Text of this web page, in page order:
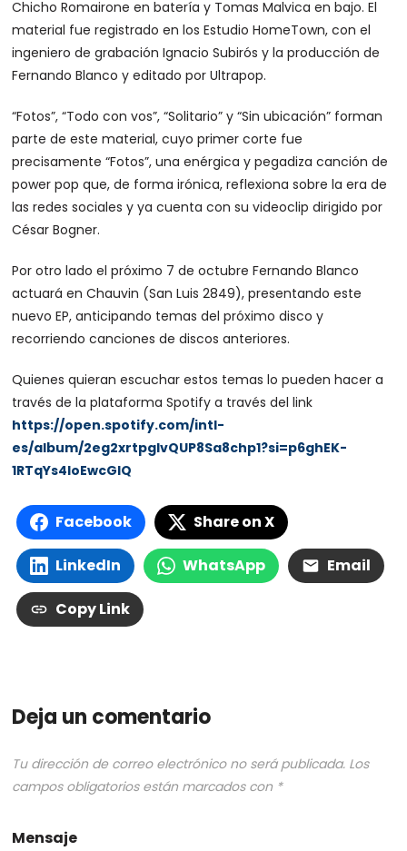
Chicho Romairone en batería y Tomas Malvica en bajo. El
material fue registrado en los Estudio HomeTown, con el
ingeniero de grabación Ignacio Subirós y la producción de
Fernando Blanco y editado por Ultrapop.
“Fotos”, “Todo con vos”, “Solitario” y “Sin ubicación” forman
parte de este material, cuyo primer corte fue
precisamente “Fotos”, una enérgica y pegadiza canción de
power pop que, de forma irónica, reflexiona sobre la era de
las redes sociales y ya cuenta con su videoclip dirigido por
César Bogner.
Por otro lado el próximo 7 de octubre Fernando Blanco
actuará en Chauvin (San Luis 2849), presentando este
nuevo EP, anticipando temas del próximo disco y
recorriendo canciones de discos anteriores.
Quienes quieran escuchar estos temas lo pueden hacer a
través de la plataforma Spotify a través del link
https://open.spotify.com/intl-
es/album/2eg2xrtpglvQUP8Sa8chp1?si=p6ghEK-
1RTqYs4IoEwcGIQ
Facebook Share on X
LinkedIn WhatsApp Email
Copy Link
Deja un comentario
Tu dirección de correo electrónico no será publicada. Los
campos obligatorios están marcados con *
Mensaje